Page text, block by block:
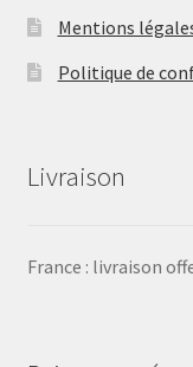
Mentions
Politique de
Livraison
France : livraison